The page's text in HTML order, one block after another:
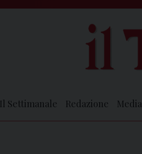
Il Settimanale Redazione Media